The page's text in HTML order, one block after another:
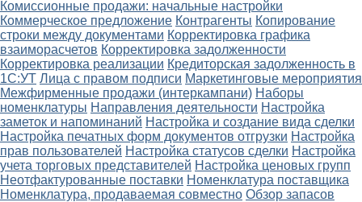
Комиссионные продажи: начальные настройки
Коммерческое предложение Контрагенты Копирование
строки между документами Корректировка графика
взаиморасчетов Корректировка задолженности
Корректировка реализации Кредиторская задолженность в
1С:УТ Лица с правом подписи Маркетинговые мероприятия
Межфирменные продажи (интеркампани) Наборы
номенклатуры Направления деятельности Настройка
заметок и напоминаний Настройка и создание вида сделки
Настройка печатных форм документов отгрузки Настройка
прав пользователей Настройка статусов сделки Настройка
учета торговых представителей Настройка ценовых групп
Неотфактурованные поставки Номенклатура поставщика
Номенклатура, продаваемая совместно Обзор запасов